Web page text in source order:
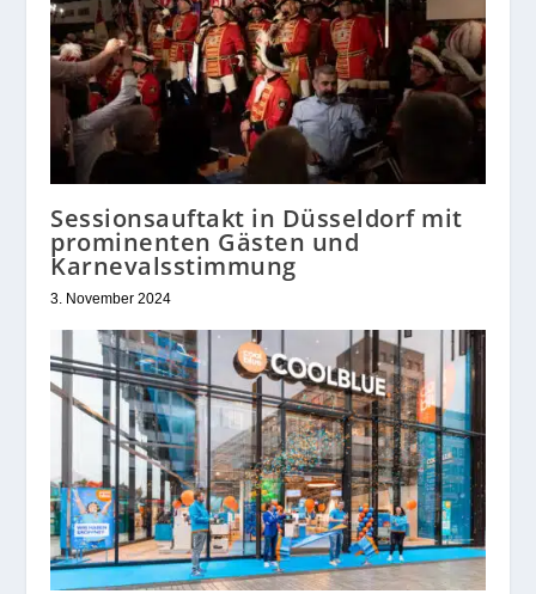
Sessionsauftakt in Düsseldorf mit
prominenten Gästen und
Karnevalsstimmung
3. November 2024